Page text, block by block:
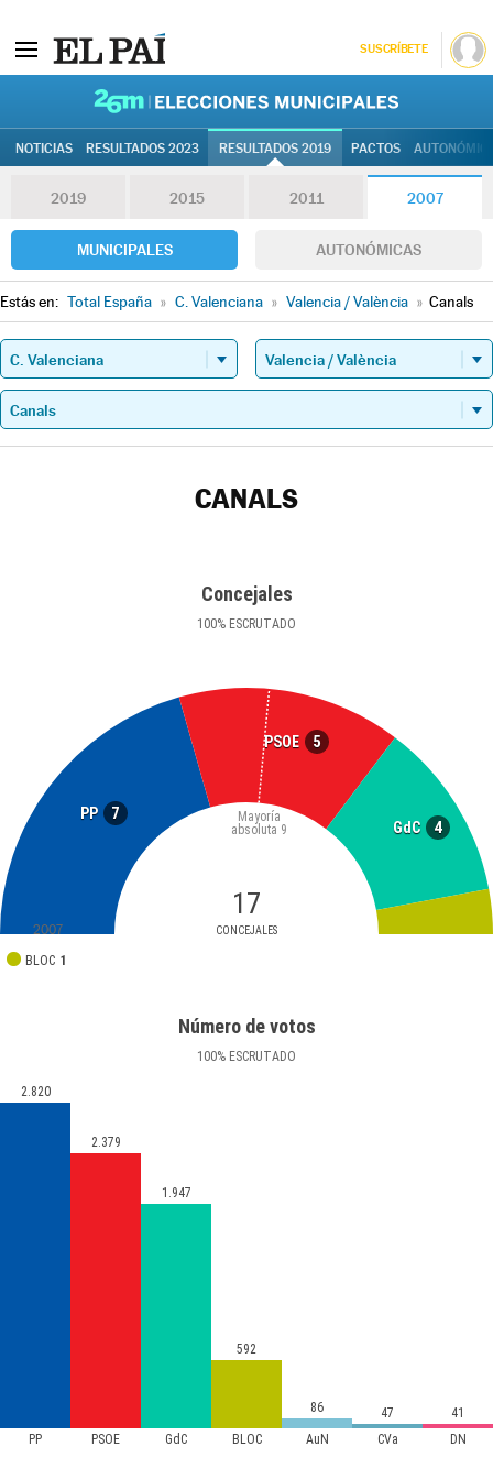
SUSCRÍBETE
NOTICIAS RESULTADOS 2023 RESULTADOS 2019 PACTOS
2019 2015 2011 2007
MUNICIPALES AUTONÓMICAS
Estás en: Total España » C. Valenciana » Valencia / València » Canals
CANALS
Concejales
100% ESCRUTADO
PP 7
PSOE 5
GdC 4
17
CONCEJALES
Mayoría
absoluta 9
BLOC 1
2007
Número de votos
100% ESCRUTADO
PP PSOE GdC BLOC AuN CVa DN
2.820
2.379
1.947
592
86 47 41